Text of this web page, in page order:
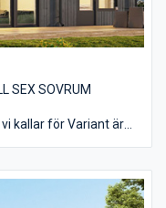
SEX SOVRUM
kallar för Variant är
fördel kan målas
uppnå din husdröm